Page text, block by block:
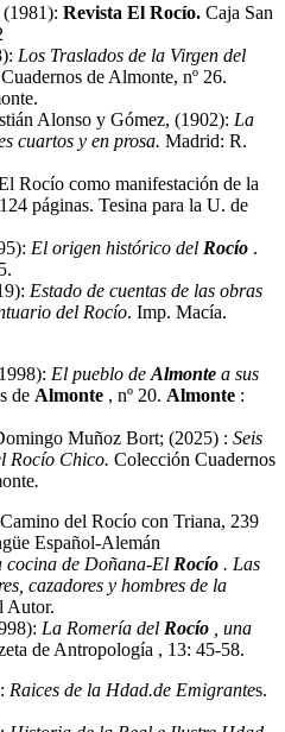
Revista El Rocío. Caja San
Los Traslados de la Virgen del
Cuadernos de Almonte, nº 26.
Alonso y Gómez, (1902): La
cuartos y en prosa. Madrid: R.
Rocío como manifestación de la
páginas. Tesina para la U. de
El origen histórico del Rocío .
Estado de cuentas de las obras
del Rocío. Imp. Macía.
El pueblo de Almonte a sus
de Almonte , nº 20. Almonte :
Muñoz Bort; (2025) : Seis
Rocío Chico. Colección Cuadernos
.
del Rocío con Triana, 239
Español-Alemán
cocina de Doñana-El Rocío . Las
cazadores y hombres de la
Autor.
La Romería del Rocío
, una
de Antropología , 13: 45-58.
Raices de la Hdad.de Emigrantes.